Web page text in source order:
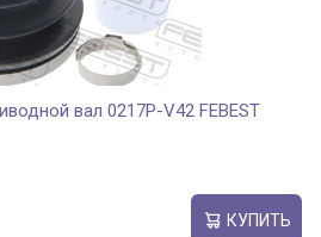
вал 0217P-V42 FEBEST
КУПИТЬ